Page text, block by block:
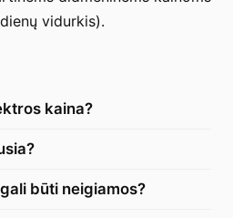
vidurkis).
kaina?
būti neigiamos?